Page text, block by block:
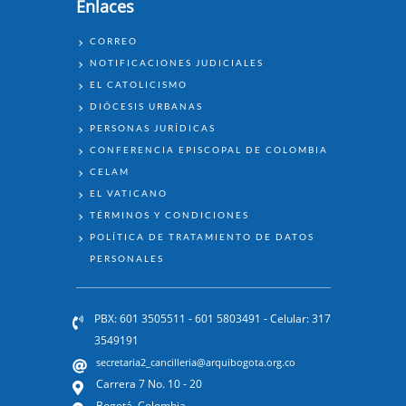
Enlaces
ENLACES
CORREO
NOTIFICACIONES JUDICIALES
EL CATOLICISMO
DIÓCESIS URBANAS
PERSONAS JURÍDICAS
CONFERENCIA EPISCOPAL DE COLOMBIA
CELAM
EL VATICANO
TÉRMINOS Y CONDICIONES
POLÍTICA DE TRATAMIENTO DE DATOS
PERSONALES
PBX: 601 3505511 - 601 5803491 - Celular: 317
3549191
secretaria2_cancilleria@arquibogota.org.co
Carrera 7 No. 10 - 20